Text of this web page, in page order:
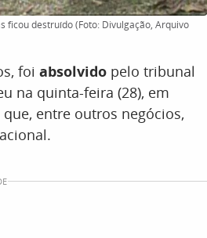
ficou destruído (Foto: Divulgação, Arquivo
foi absolvido pelo tribunal
na quinta-feira (28), em
entre outros negócios,